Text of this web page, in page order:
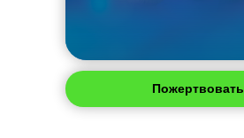
Пожертвовать